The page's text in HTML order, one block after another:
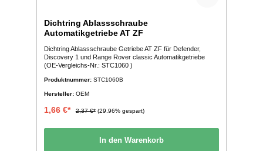
Dichtring Ablassschraube
Automatikgetriebe AT ZF
Dichtring Ablassschraube Getriebe AT ZF für Defender,
Discovery 1 und Range Rover classic Automatikgetriebe
(OE-Vergleichs-Nr.: STC1060 )
Produktnummer: STC1060B
Hersteller: OEM
1,66 €* 2,37 €* (29.96% gespart)
In den Warenkorb